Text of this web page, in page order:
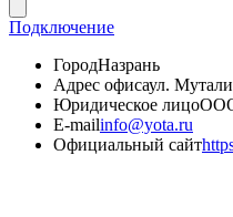
Подключение
ГородНазрань
Адрес офисаул.
Юридическое лицоООО
E-mailinfo@yota.ru
Официальный сайт